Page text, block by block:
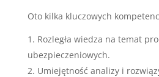
Oto kilka kluczowych
Rozległa wiedza na temat
ubezpieczeniowych.
Umiejętność analizy i